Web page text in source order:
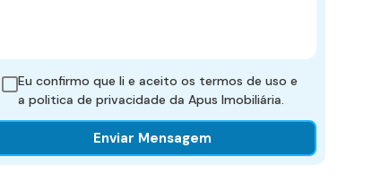
Eu confirmo que li e aceito os termos de uso e
a politica de privacidade da Apus Imobiliária.